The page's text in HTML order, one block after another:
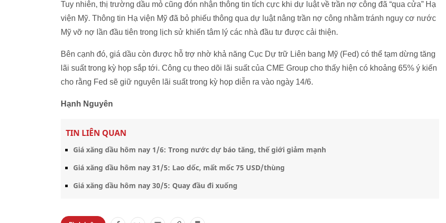
Tuy nhiên, thị trường dầu mỏ cũng đón nhận thông tin tích cực khi dự luật về trần nợ công đã “qua cửa” Hạ
viện Mỹ. Thông tin Hạ viện Mỹ đã bỏ phiếu thông qua dự luật nâng trần nợ công nhằm tránh nguy cơ nước
Mỹ vỡ nợ lần đầu tiên trong lịch sử khiến tâm lý các nhà đầu tư được cải thiện.
Bên cạnh đó, giá dầu còn được hỗ trợ nhờ khả năng Cục Dự trữ Liên bang Mỹ (Fed) có thể tạm dừng tăng
lãi suất trong kỳ họp sắp tới. Công cụ theo dõi lãi suất của CME Group cho thấy hiện có khoảng 65% ý kiến
cho rằng Fed sẽ giữ nguyên lãi suất trong kỳ họp diễn ra vào ngày 14/6.
Hạnh Nguyên
TIN LIÊN QUAN
Giá xăng dầu hôm nay 1/6: Trong nước dự báo tăng, thế giới giảm mạnh
Giá xăng dầu hôm nay 31/5: Lao dốc, mất mốc 75 USD/thùng
Giá xăng dầu hôm nay 30/5: Quay đầu đi xuống